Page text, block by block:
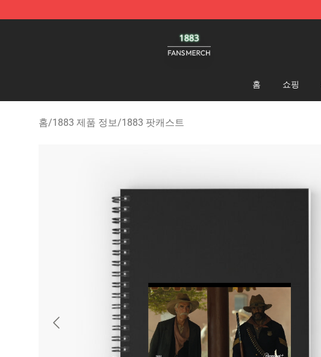
홈 쇼핑
홈/1883 제품 정보/1883 팟캐스트